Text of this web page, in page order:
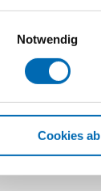
Notwendig
Cookies